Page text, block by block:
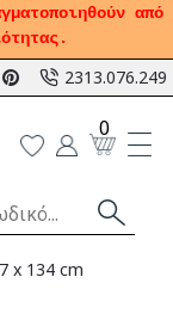
από
2313.076.249
0
x 134 cm